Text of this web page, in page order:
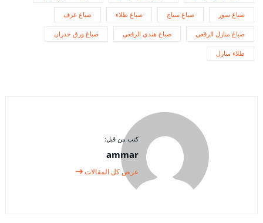
صباغ سور صباغ سياج صباغ طلاء صباغ غرف
صباغ منازل الرقعي صباغ هندي الرقعي صباغ ورق جدران
طلاء منازل
كتب من قبل:
ammar
عرض كل المقالات